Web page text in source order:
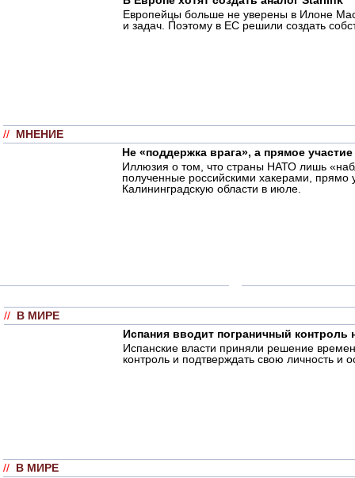
Европейцы больше не уверены в Илоне
и задач. Поэтому в ЕС решили создать
// МНЕНИЕ
Не «поддержка врага», а прямое
Иллюзия о том, что страны НАТО лишь
полученные российскими хакерами, прямо
Калининградскую области в июле.
// В МИРЕ
Испания вводит пограничный контроль
Испанские власти приняли решение
контроль и подтверждать свою личность
// В МИРЕ